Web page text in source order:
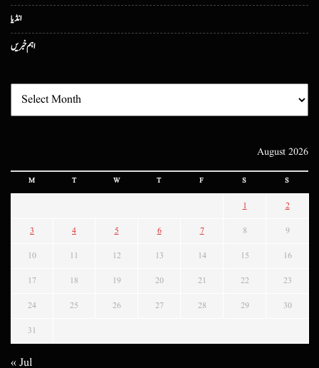
انڈیا
اہم خبریں
August 2026
M T W T F S S
1 2
3 4 5 6 7 8 9
10 11 12 13 14 15 16
17 18 19 20 21 22 23
24 25 26 27 28 29 30
31
« Jul